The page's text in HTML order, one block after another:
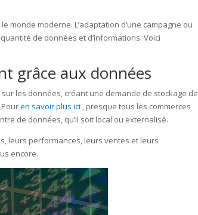
moderne. L’adaptation d’une campagne ou
de données et d’informations. Voici
grâce aux données
les données, créant une demande de stockage de
Pouren savoir plus ici , presque tous les commerces
de données, qu’il soit local ou externalisé.
leurs performances, leurs ventes et leurs
encore.